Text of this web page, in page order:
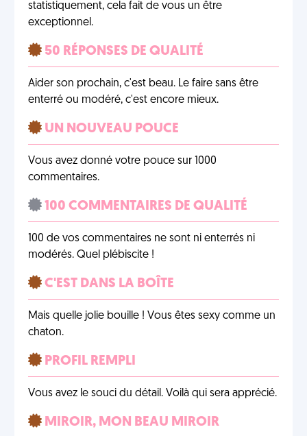
statistiquement, cela fait de vous un être
exceptionnel.
50 RÉPONSES DE QUALITÉ
Aider son prochain, c'est beau. Le faire sans être
enterré ou modéré, c'est encore mieux.
UN NOUVEAU POUCE
Vous avez donné votre pouce sur 1000
commentaires.
100 COMMENTAIRES DE QUALITÉ
100 de vos commentaires ne sont ni enterrés ni
modérés. Quel plébiscite !
C'EST DANS LA BOÎTE
Mais quelle jolie bouille ! Vous êtes sexy comme un
chaton.
PROFIL REMPLI
Vous avez le souci du détail. Voilà qui sera apprécié.
MIROIR, MON BEAU MIROIR